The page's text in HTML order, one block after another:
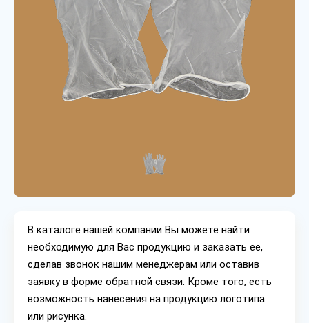
В каталоге нашей компании Вы можете найти
необходимую для Вас продукцию и заказать ее,
сделав звонок нашим менеджерам или оставив
заявку в форме обратной связи. Кроме того, есть
возможность нанесения на продукцию логотипа
или рисунка.